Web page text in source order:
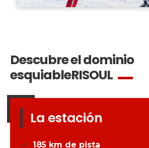
La estación
185 km de pista
Descubre el dominio
esquiableRISOUL